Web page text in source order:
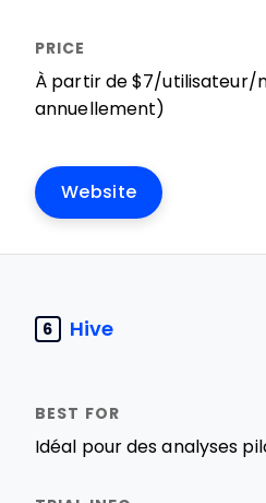
À partir de $7/utilisateur/
annuellement)
Website
6 Hive
Idéal pour des analyses